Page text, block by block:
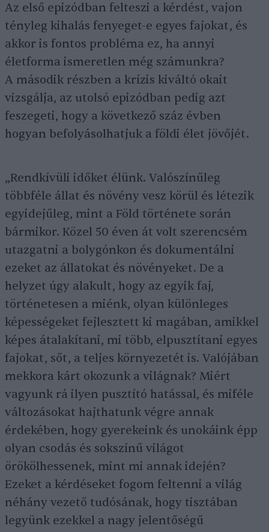
Az első epizódban felteszi a kérdést, vajon
tényleg kihalás fenyeget-e egyes fajokat, és
akkor is fontos probléma ez, ha annyi
életforma ismeretlen még számunkra?
A második részben a krízis kiváltó okait
vizsgálja, az utolsó epizódban pedig azt
feszegeti, hogy a következő száz évben
hogyan befolyásolhatjuk a földi élet jövőjét.
„Rendkívüli időket élünk. Valószínűleg
többféle állat és növény vesz körül és létezik
egyidejűleg, mint a Föld története során
bármikor. Közel 50 éven át volt szerencsém
utazgatni a bolygónkon és dokumentálni
ezeket az állatokat és növényeket. De a
helyzet úgy alakult, hogy az egyik faj,
történetesen a miénk, olyan különleges
képességeket fejlesztett ki magában, amikkel
képes átalakítani, mi több, elpusztítani egyes
fajokat, sőt, a teljes környezetét is. Valójában
mekkora kárt okozunk a világnak? Miért
vagyunk rá ilyen pusztító hatással, és miféle
változásokat hajthatunk végre annak
érdekében, hogy gyerekeink és unokáink épp
olyan csodás és sokszínű világot
örökölhessenek, mint mi annak idején?
Ezeket a kérdéseket fogom feltenni a világ
néhány vezető tudósának, hogy tisztában
legyünk ezekkel a nagy jelentőségű